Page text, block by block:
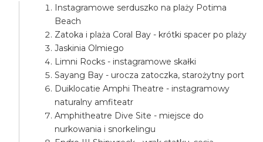
Instagramowe serduszko na plaży Potima
Beach
Zatoka i plaża Coral Bay - krótki spacer po plaży
Jaskinia Olmiego
Limni Rocks - instagramowe skałki
Sayang Bay - urocza zatoczka, starożytny port
Duiklocatie Amphi Theatre - instagramowy
naturalny amfiteatr
Amphitheatre Dive Site - miejsce do
nurkowania i snorkelingu